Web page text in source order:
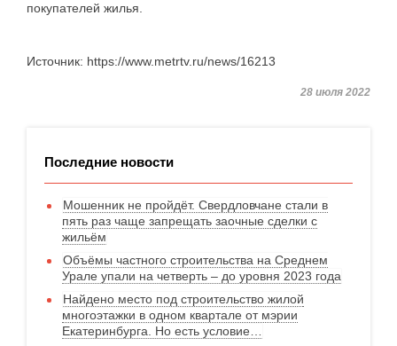
покупателей жилья.
Источник: https://www.metrtv.ru/news/16213
28 июля 2022
Последние новости
Мошенник не пройдёт. Свердловчане стали в
пять раз чаще запрещать заочные сделки с
жильём
Объёмы частного строительства на Среднем
Урале упали на четверть – до уровня 2023 года
Найдено место под строительство жилой
многоэтажки в одном квартале от мэрии
Екатеринбурга. Но есть условие…